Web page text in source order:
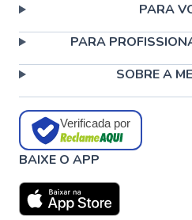
PARA
PARA
SOBRE A
Verificada por
BAIXE O APP